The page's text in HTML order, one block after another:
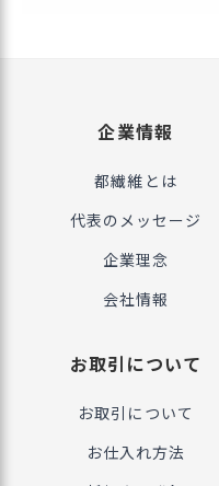
企業情報
都繊維とは
代表のメッセージ
企業理念
会社情報
お取引について
お取引について
お仕入れ方法